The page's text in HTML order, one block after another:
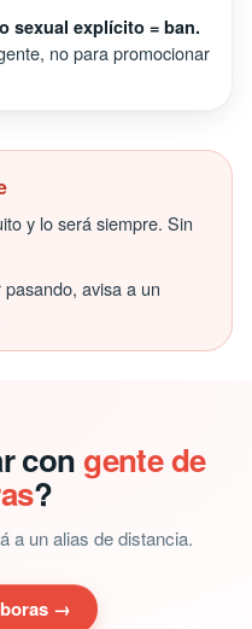
sexual explícito = ban.
no para promocionar
y lo será siempre. Sin
avisa a un
con gente de
?
a un alias de distancia.
→